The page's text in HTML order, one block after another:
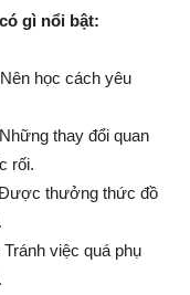
gì nổi bật:
học cách yêu
thay đổi quan
rối.
thưởng thức đồ
việc quá phụ